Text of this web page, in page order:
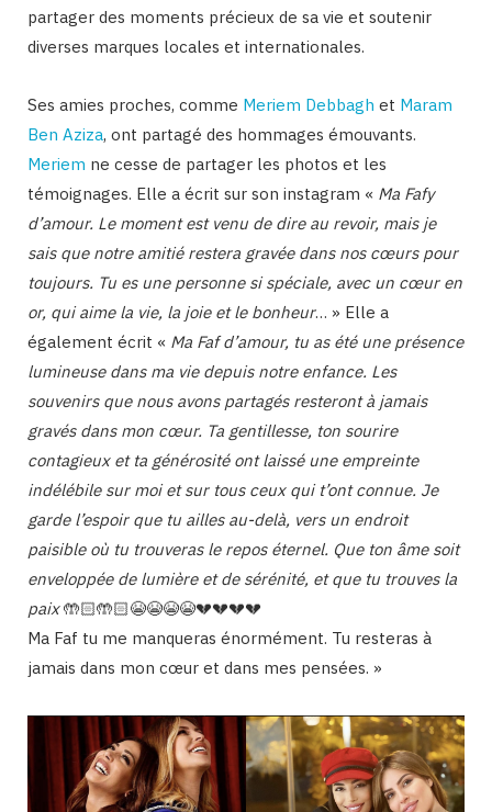
partager des moments précieux de sa vie et soutenir
diverses marques locales et internationales​.
Ses amies proches, comme Meriem Debbagh et Maram
Ben Aziza, ont partagé des hommages émouvants.
Meriem ne cesse de partager les photos et les
témoignages. Elle a écrit sur son instagram « Ma Fafy
d’amour. Le moment est venu de dire au revoir, mais je
sais que notre amitié restera gravée dans nos cœurs pour
toujours. Tu es une personne si spéciale, avec un cœur en
or, qui aime la vie, la joie et le bonheur… » Elle a
également écrit « Ma Faf d’amour, tu as été une présence
lumineuse dans ma vie depuis notre enfance. Les
souvenirs que nous avons partagés resteront à jamais
gravés dans mon cœur. Ta gentillesse, ton sourire
contagieux et ta générosité ont laissé une empreinte
indélébile sur moi et sur tous ceux qui t’ont connue. Je
garde l’espoir que tu ailles au-delà, vers un endroit
paisible où tu trouveras le repos éternel. Que ton âme soit
enveloppée de lumière et de sérénité, et que tu trouves la
paix🤲🏻🤲🏻😭😭😭😭💔💔💔💔
Ma Faf tu me manqueras énormément. Tu resteras à
jamais dans mon cœur et dans mes pensées. »